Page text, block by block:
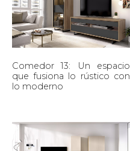
Comedor 13: Un espacio
que fusiona lo rústico con
lo moderno